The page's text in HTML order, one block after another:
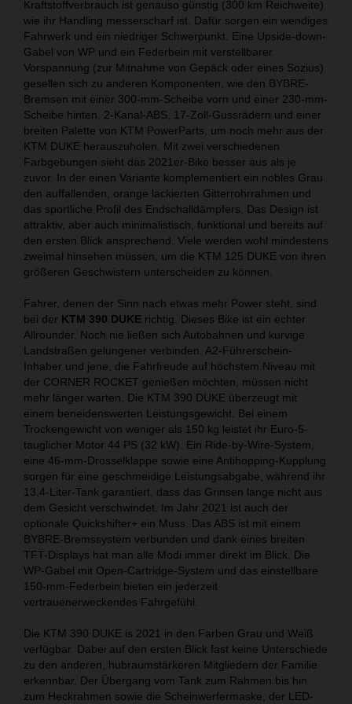
Kraftstoffverbrauch ist genauso günstig (300 km Reichweite)
wie ihr Handling messerscharf ist. Dafür sorgen ein wendiges
Fahrwerk und ein niedriger Schwerpunkt. Eine Upside-down-
Gabel von WP und ein Federbein mit verstellbarer
Vorspannung (zur Mitnahme von Gepäck oder eines Sozius)
gesellen sich zu anderen Komponenten, wie den BYBRE-
Bremsen mit einer 300-mm-Scheibe vorn und einer 230-mm-
Scheibe hinten, 2-Kanal-ABS, 17-Zoll-Gussrädern und einer
breiten Palette von KTM PowerParts, um noch mehr aus der
KTM DUKE herauszuholen. Mit zwei verschiedenen
Farbgebungen sieht das 2021er-Bike besser aus als je
zuvor. In der einen Variante komplementiert ein nobles Grau
den auffallenden, orange lackierten Gitterrohrrahmen und
das sportliche Profil des Endschalldämpfers. Das Design ist
attraktiv, aber auch minimalistisch, funktional und bereits auf
den ersten Blick ansprechend. Viele werden wohl mindestens
zweimal hinsehen müssen, um die KTM 125 DUKE von ihren
größeren Geschwistern unterscheiden zu können.
Fahrer, denen der Sinn nach etwas mehr Power steht, sind
bei der KTM 390 DUKE richtig. Dieses Bike ist ein echter
Allrounder. Noch nie ließen sich Autobahnen und kurvige
Landstraßen gelungener verbinden. A2-Führerschein-
Inhaber und jene, die Fahrfreude auf höchstem Niveau mit
der CORNER ROCKET genießen möchten, müssen nicht
mehr länger warten. Die KTM 390 DUKE überzeugt mit
einem beneidenswerten Leistungsgewicht. Bei einem
Trockengewicht von weniger als 150 kg leistet ihr Euro-5-
tauglicher Motor 44 PS (32 kW). Ein Ride-by-Wire-System,
eine 46-mm-Drosselklappe sowie eine Antihopping-Kupplung
sorgen für eine geschmeidige Leistungsabgabe, während ihr
13,4-Liter-Tank garantiert, dass das Grinsen lange nicht aus
dem Gesicht verschwindet. Im Jahr 2021 ist auch der
optionale Quickshifter+ ein Muss. Das ABS ist mit einem
BYBRE-Bremssystem verbunden und dank eines breiten
TFT-Displays hat man alle Modi immer direkt im Blick. Die
WP-Gabel mit Open-Cartridge-System und das einstellbare
150-mm-Federbein bieten ein jederzeit
vertrauenerweckendes Fahrgefühl.
Die KTM 390 DUKE is 2021 in den Farben Grau und Weiß
verfügbar. Dabei auf den ersten Blick fast keine Unterschiede
zu den anderen, hubraumstärkeren Mitgliedern der Familie
erkennbar. Der Übergang vom Tank zum Rahmen bis hin
zum Heckrahmen sowie die Scheinwerfermaske, der LED-